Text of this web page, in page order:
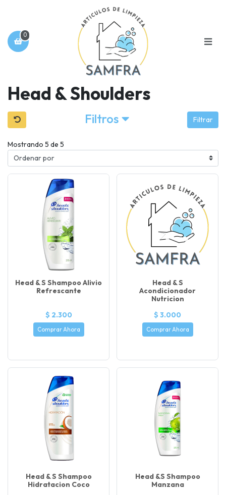
0
Head & Shoulders
Filtros Filtrar
Mostrando 5 de 5
Head & S Shampoo Alivio
Refrescante
$ 2.300
Comprar Ahora
Head & S
Acondicionador
Nutricion
$ 3.000
Comprar Ahora
Head & S Shampoo
Hidratacion Coco
Head &s Shampoo
Manzana